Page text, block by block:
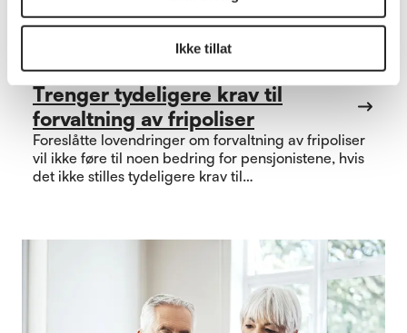
Ikke tillat
Pensjon
Trenger tydeligere krav til
forvaltning av fripoliser
Foreslåtte lovendringer om forvaltning av fripoliser
vil ikke føre til noen bedring for pensjonistene, hvis
det ikke stilles tydeligere krav til